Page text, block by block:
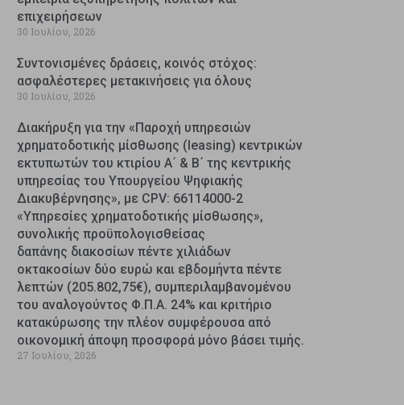
επιχειρήσεων
30 Ιουλίου, 2026
Συντονισμένες δράσεις, κοινός στόχος:
ασφαλέστερες μετακινήσεις για όλους
30 Ιουλίου, 2026
Διακήρυξη για την «Παροχή υπηρεσιών
χρηματοδοτικής μίσθωσης (leasing) κεντρικών
εκτυπωτών του κτιρίου Α΄ & Β΄ της κεντρικής
υπηρεσίας του Υπουργείου Ψηφιακής
Διακυβέρνησης», με CPV: 66114000-2
«Υπηρεσίες χρηματοδοτικής μίσθωσης»,
συνολικής προϋπολογισθείσας
δαπάνης διακοσίων πέντε χιλιάδων
οκτακοσίων δύο ευρώ και εβδομήντα πέντε
λεπτών (205.802,75€), συμπεριλαμβανομένου
του αναλογούντος Φ.Π.Α. 24% και κριτήριο
κατακύρωσης την πλέον συμφέρουσα από
οικονομική άποψη προσφορά μόνο βάσει τιμής.
27 Ιουλίου, 2026